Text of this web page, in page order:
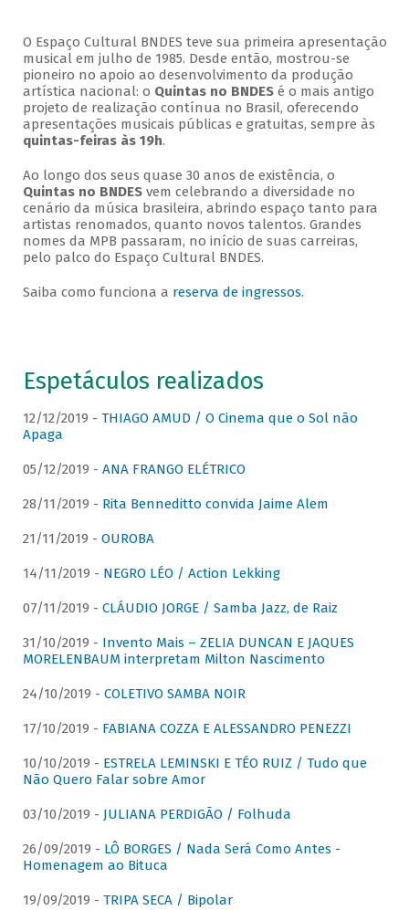
O Espaço Cultural BNDES teve sua primeira apresentação
musical em julho de 1985. Desde então, mostrou-se
pioneiro no apoio ao desenvolvimento da produção
artística nacional: o Quintas no BNDESé o mais antigo
projeto de realização contínua no Brasil, oferecendo
apresentações musicais públicas e gratuitas, sempre às
quintas-feiras às 19h.
Ao longo dos seus quase 30 anos de existência, o
Quintas no BNDESvem celebrando a diversidade no
cenário da música brasileira, abrindo espaço tanto para
artistas renomados, quanto novos talentos. Grandes
nomes da MPB passaram, no início de suas carreiras,
pelo palco do Espaço Cultural BNDES.
Saiba como funciona a reserva de ingressos.
Espetáculos realizados
12/12/2019 - THIAGO AMUD / O Cinema que o Sol não
Apaga
05/12/2019 - ANA FRANGO ELÉTRICO
28/11/2019 - Rita Benneditto convida Jaime Alem
21/11/2019 - OUROBA
14/11/2019 - NEGRO LÉO / Action Lekking
07/11/2019 - CLÁUDIO JORGE / Samba Jazz, de Raiz
31/10/2019 - Invento Mais – ZELIA DUNCAN E JAQUES
MORELENBAUM interpretam Milton Nascimento
24/10/2019 - COLETIVO SAMBA NOIR
17/10/2019 - FABIANA COZZA E ALESSANDRO PENEZZI
10/10/2019 - ESTRELA LEMINSKI E TÉO RUIZ / Tudo que
Não Quero Falar sobre Amor
03/10/2019 - JULIANA PERDIGÃO / Folhuda
26/09/2019 - LÔ BORGES / Nada Será Como Antes -
Homenagem ao Bituca
19/09/2019 - TRIPA SECA / Bipolar